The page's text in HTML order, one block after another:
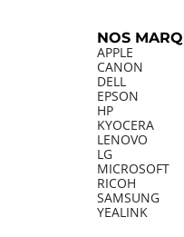
NOS
APPLE
CANON
DELL
EPSON
HP
KYOCERA
LENOVO
LG
MICROSOFT
RICOH
SAMSUNG
YEALINK